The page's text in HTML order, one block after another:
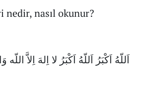
nedir, nasıl okunur?
اَللّهُ اَكْبَرُ اَللّهُ اَكْبَرُ لا اِلهَ اِلاَّ اللّه